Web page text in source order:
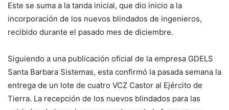
Este se suma a la tanda inicial, que dio inicio a la
incorporación de los nuevos blindados de ingenieros,
recibido durante el pasado mes de diciembre.
Siguiendo a una publicación oficial de la empresa GDELS
Santa Barbara Sistemas, esta confirmó la pasada semana la
entrega de un lote de cuatro VCZ Castor al Ejército de
Tierra. La recepción de los nuevos blindados para las